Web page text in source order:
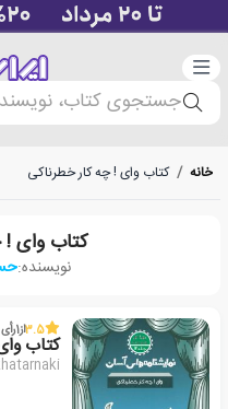
دسته‌بندی
جستجوی کتاب،
خانه / کتاب وای ! چه کار خطرناکی
کتاب وای !
نویسنده:
3.5از1رأی
کتاب